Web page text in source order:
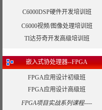
C6000DSP硬件开发培训班
C6000视频/图像处理培训班
TI达芬奇开发高级培训班
嵌入式协处理器--FPGA
FPGA应用设计初级班
FPGA应用设计高级班
FPGA项目实战系列课程----